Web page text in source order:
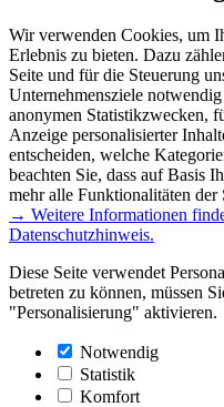
Wir verwenden Cookies, um
Erlebnis zu bieten. Dazu
Seite und für die Steuerung
Unternehmensziele
anonymen Statistikzwecken,
Anzeige personalisierter
entscheiden, welche
beachten Sie, dass auf Basis
mehr alle Funktionalitäten der
→ Weitere Informationen
Datenschutzhinweis.
Diese Seite verwendet
betreten zu können, müssen
"Personalisierung" aktivieren.
Notwendig
Statistik
Komfort